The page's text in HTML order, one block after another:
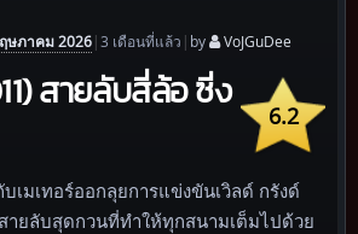
ษภาคม 2026|3 เดือนที่แล้ว | by VoJGuDee
6.2
สายลับสี่ล้อ ซิ่ง
เมเทอร์ออกลุยการแข่งขันเวิลด์ กรังด์
ายลับสุดกวนที่ทำให้ทุกสนามเต็มไปด้วย